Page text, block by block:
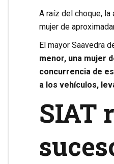
A raíz del choque, la
mujer de
El mayor Saavedra
menor, una mujer
concurrencia de
a los vehículos,
SIAT